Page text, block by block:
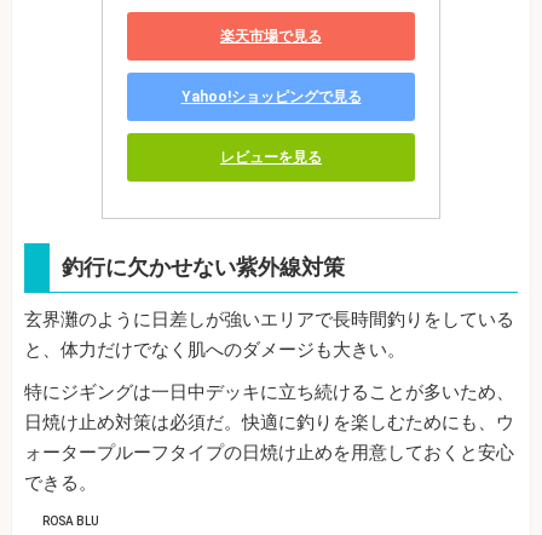
楽天市場で見る
Yahoo!ショッピングで見る
レビューを見る
釣行に欠かせない紫外線対策
玄界灘のように日差しが強いエリアで長時間釣りをしている
と、体力だけでなく肌へのダメージも大きい。
特にジギングは一日中デッキに立ち続けることが多いため、
日焼け止め対策は必須だ。快適に釣りを楽しむためにも、ウ
ォータープルーフタイプの日焼け止めを用意しておくと安心
できる。
ROSA BLU